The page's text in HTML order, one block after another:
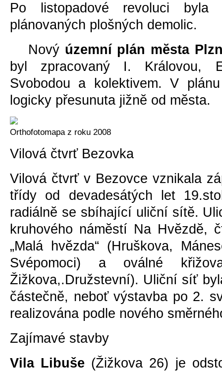
Po listopadové revoluci byla
plánovaných plošných demolic.
Nový územní plán mĕsta
byl zpracovaný I. Královou,
Svobodou a kolektivem. V
logicky přesunuta jižnĕ od mĕsta.
Orthofotomapa z roku 2008
Vilová čtvrť Bezovka
Vilová čtvrť v Bezovce vznikala
třídy od devadesátých let
radiálnĕ se sbíhající uliční sítĕ.
kruhového námĕstí Na Hvĕzdĕ,
„Malá hvĕzda“ (Hruškova,
Svépomoci) a oválné
Žižkova,.Družstevní). Uliční síť
částečnĕ, neboť výstavba po 2.
realizována podle nového
Zajímavé stavby
Vila Libuše (Žižkova 26) je